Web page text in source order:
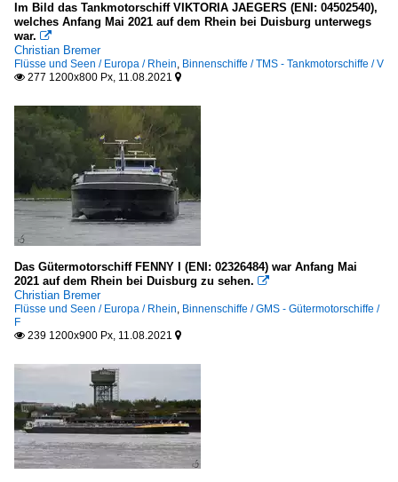
Im Bild das Tankmotorschiff VIKTORIA JAEGERS (ENI: 04502540),
welches Anfang Mai 2021 auf dem Rhein bei Duisburg unterwegs
war. 
Christian Bremer
Flüsse und Seen / Europa / Rhein, Binnenschiffe / TMS - Tankmotorschiffe / V
 277 1200x800 Px, 11.08.2021 
Das Gütermotorschiff FENNY I (ENI: 02326484) war Anfang Mai
2021 auf dem Rhein bei Duisburg zu sehen. 
Christian Bremer
Flüsse und Seen / Europa / Rhein, Binnenschiffe / GMS - Gütermotorschiffe /
F
 239 1200x900 Px, 11.08.2021 